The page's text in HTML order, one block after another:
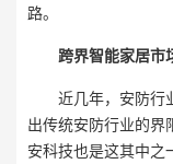
路。
跨界智能家居市
近几年，安防行
出传统安防行业的界
安科技也是这其中之